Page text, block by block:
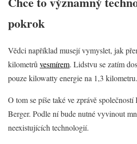
pokrok
Vědci například musejí vymyslet, jak
kilometrů vesmírem. Lidstvu se zatím
pouze kilowatty energie na 1,3 kilometru.
O tom se píše také ve zprávě společností
Berger. Podle ní bude nutné vyvinout
neexistujících technologií.